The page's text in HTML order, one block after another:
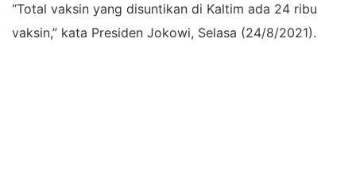
“Total vaksin yang disuntikan di Kaltim ada 24 ribu
vaksin,” kata Presiden Jokowi, Selasa (24/8/2021).